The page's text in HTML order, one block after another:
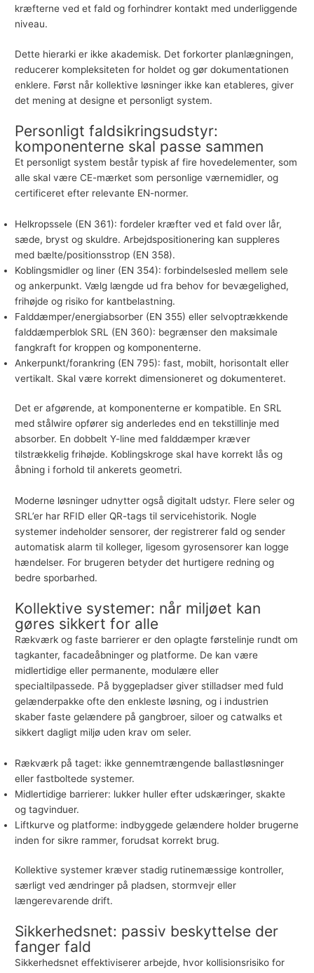
kræfterne ved et fald og forhindrer kontakt med underliggende
niveau.
Dette hierarki er ikke akademisk. Det forkorter planlægningen,
reducerer kompleksiteten for holdet og gør dokumentationen
enklere. Først når kollektive løsninger ikke kan etableres, giver
det mening at designe et personligt system.
Personligt faldsikringsudstyr:
komponenterne skal passe sammen
Et personligt system består typisk af fire hovedelementer, som
alle skal være CE-mærket som personlige værnemidler, og
certificeret efter relevante EN-normer.
Helkropssele (EN 361): fordeler kræfter ved et fald over lår,
sæde, bryst og skuldre. Arbejdspositionering kan suppleres
med bælte/positionsstrop (EN 358).
Koblingsmidler og liner (EN 354): forbindelsesled mellem sele
og ankerpunkt. Vælg længde ud fra behov for bevægelighed,
frihøjde og risiko for kantbelastning.
Falddæmper/energiabsorber (EN 355) eller selvoptrækkende
falddæmperblok SRL (EN 360): begrænser den maksimale
fangkraft for kroppen og komponenterne.
Ankerpunkt/forankring (EN 795): fast, mobilt, horisontalt eller
vertikalt. Skal være korrekt dimensioneret og dokumenteret.
Det er afgørende, at komponenterne er kompatible. En SRL
med stålwire opfører sig anderledes end en tekstillinje med
absorber. En dobbelt Y-line med falddæmper kræver
tilstrækkelig frihøjde. Koblingskroge skal have korrekt lås og
åbning i forhold til ankerets geometri.
Moderne løsninger udnytter også digitalt udstyr. Flere seler og
SRL’er har RFID eller QR-tags til servicehistorik. Nogle
systemer indeholder sensorer, der registrerer fald og sender
automatisk alarm til kolleger, ligesom gyrosensorer kan logge
hændelser. For brugeren betyder det hurtigere redning og
bedre sporbarhed.
Kollektive systemer: når miljøet kan
gøres sikkert for alle
Rækværk og faste barrierer er den oplagte førstelinje rundt om
tagkanter, facadeåbninger og platforme. De kan være
midlertidige eller permanente, modulære eller
specialtilpassede. På byggepladser giver stilladser med fuld
gelænderpakke ofte den enkleste løsning, og i industrien
skaber faste gelændere på gangbroer, siloer og catwalks et
sikkert dagligt miljø uden krav om seler.
Rækværk på taget: ikke gennemtrængende ballastløsninger
eller fastboltede systemer.
Midlertidige barrierer: lukker huller efter udskæringer, skakte
og tagvinduer.
Liftkurve og platforme: indbyggede gelændere holder brugerne
inden for sikre rammer, forudsat korrekt brug.
Kollektive systemer kræver stadig rutinemæssige kontroller,
særligt ved ændringer på pladsen, stormvejr eller
længerevarende drift.
Sikkerhedsnet: passiv beskyttelse der
fanger fald
Sikkerhedsnet effektiviserer arbejde, hvor kollisionsrisiko for